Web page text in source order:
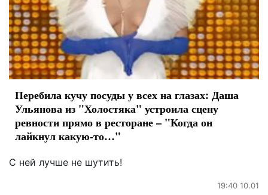
Перебила кучу посуды у всех на глазах: Даша
Ульянова из "Холостяка" устроила сцену
ревности прямо в ресторане – "Когда он
лайкнул какую-то…"
С ней лучше не шутить!
19:40 10.01